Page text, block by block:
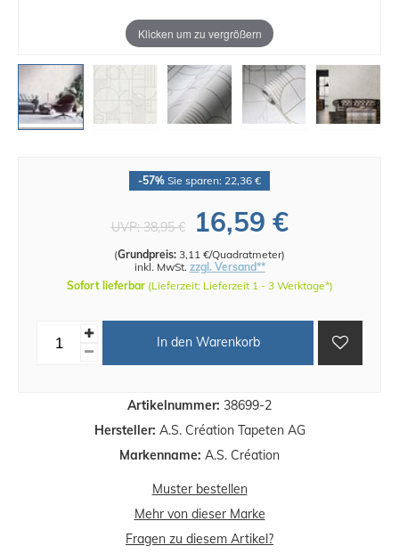
Klicken um zu vergrößern
Artikelnummer: 38699-2
Hersteller: A.S. Création Tapeten AG
Markenname: A.S. Création
-57% Sie sparen: 22,36 €
UVP:38,95 € 16,59 €
(Grundpreis: 3,11 €/Quadratmeter)
inkl. MwSt. zzgl. Versand**
Sofort lieferbar (Lieferzeit: Lieferzeit 1 - 3 Werktage*)
In den Warenkorb
Muster bestellen
Mehr von dieser Marke
Fragen zu diesem Artikel?